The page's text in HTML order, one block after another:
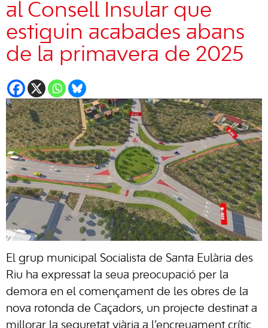
al Consell Insular que
estiguin acabades abans
de la primavera de 2025
El grup municipal Socialista de Santa Eulària des
Riu ha expressat la seua preocupació per la
demora en el començament de les obres de la
nova rotonda de Caçadors, un projecte destinat a
millorar la seguretat viària a l’encreuament crític